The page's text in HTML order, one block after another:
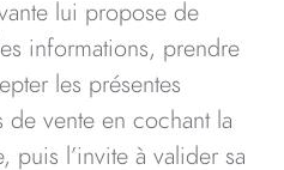
lui propose de
informations, prendre
les présentes
de vente en cochant la
puis l’invite à valider sa